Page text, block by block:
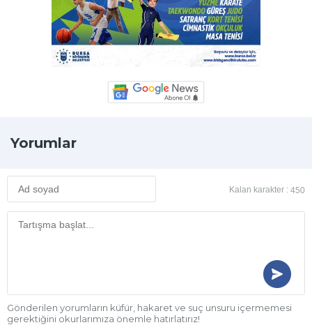
Yorumlar
Kalan karakter : 450
Gönderilen yorumların küfür, hakaret ve suç unsuru içermemesi
gerektiğini okurlarımıza önemle hatırlatırız!